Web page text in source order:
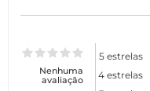
Nenhuma
avaliação
5 estrelas
4 estrelas